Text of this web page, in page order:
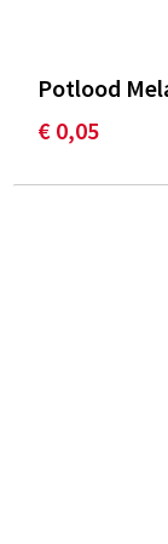
Potlood
€ 0,05